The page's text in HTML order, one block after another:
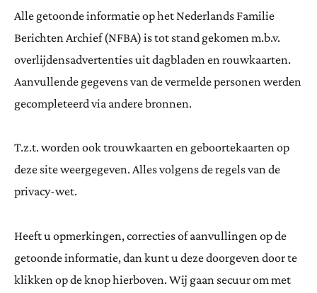
Alle getoonde informatie op het Nederlands Familie
Berichten Archief (NFBA) is tot stand gekomen m.b.v.
overlijdensadvertenties uit dagbladen en rouwkaarten.
Aanvullende gegevens van de vermelde personen werden
gecompleteerd via andere bronnen.
T.z.t. worden ook trouwkaarten en geboortekaarten op
deze site weergegeven. Alles volgens de regels van de
privacy-wet.
Heeft u opmerkingen, correcties of aanvullingen op de
getoonde informatie, dan kunt u deze doorgeven door te
klikken op de knop hierboven. Wij gaan secuur om met